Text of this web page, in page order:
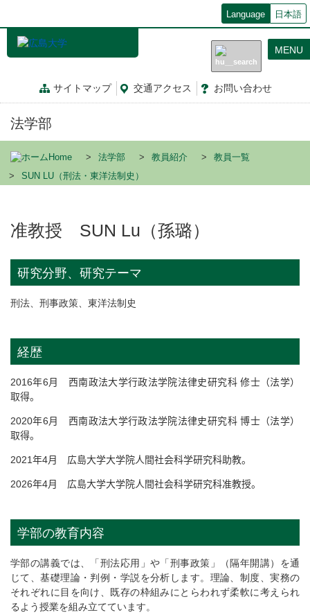
Language 日本語
サイトマップ 交通アクセス お問い合わせ
MENU
法学部
Home 法学部 教員紹介
教員一覧
SUN LU（刑法・東洋法制史）
准教授 SUN Lu（孫璐）
研究分野、研究テーマ
刑法、刑事政策、東洋法制史
経歴
2016年6月 西南政法大学行政法学院法律史研究科 修士（法学）
取得。
2020年6月 西南政法大学行政法学院法律史研究科 博士（法学）
取得。
2021年4月 広島大学大学院人間社会科学研究科助教。
2026年4月 広島大学大学院人間社会科学研究科准教授。
学部の教育内容
学部の講義では、「刑法応用」や「刑事政策」（隔年開講）を通
じて、基礎理論・判例・学説を分析します。理論、制度、実務の
それぞれに目を向け、既存の枠組みにとらわれず柔軟に考えられ
るよう授業を組み立てています。